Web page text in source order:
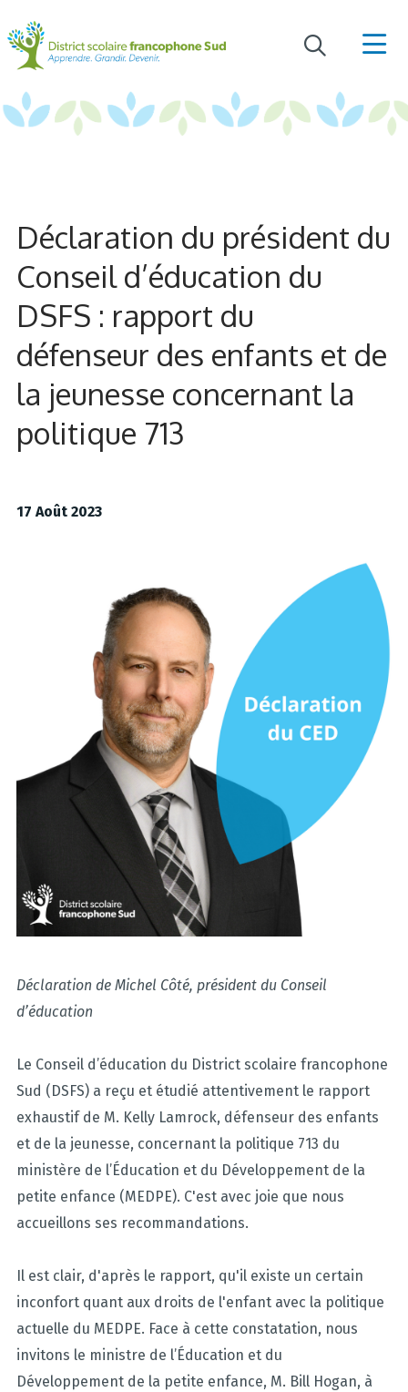
Déclaration du président du
Conseil d’éducation du
DSFS : rapport du
défenseur des enfants et de
la jeunesse concernant la
politique 713
17 Août 2023
Déclaration de Michel Côté, président du Conseil
d’éducation
Le Conseil d’éducation du District scolaire francophone
Sud (DSFS) a reçu et étudié attentivement le rapport
exhaustif de M. Kelly Lamrock, défenseur des enfants
et de la jeunesse, concernant la politique 713 du
ministère de l’Éducation et du Développement de la
petite enfance (MEDPE). C'est avec joie que nous
accueillons ses recommandations.
Il est clair, d'après le rapport, qu'il existe un certain
inconfort quant aux droits de l'enfant avec la politique
actuelle du MEDPE. Face à cette constatation, nous
invitons le ministre de l’Éducation et du
Développement de la petite enfance, M. Bill Hogan, à